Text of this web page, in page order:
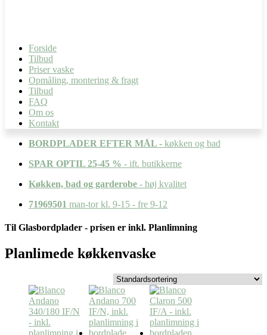
Forside
Tilbud
Priser vaske
Opmåling, montering & fragt
Tilbud
FAQ
Om os
Kontakt
BORDPLADER EFTER MÅL - køkken og bad
SPAR OPTIL 25-45 % - ift. butikkerne
Køkken, bad og garderobe - høj kvalitet
71969501 man-tor kl. 9-15 - fre 9-12
Til Glasbordplader - prisen er inkl. Planlimning
Planlimede køkkenvaske